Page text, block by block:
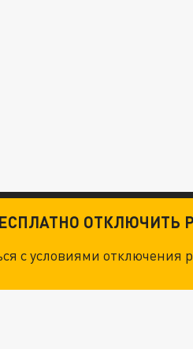
ОТКЛЮЧИТЬ
с условиями